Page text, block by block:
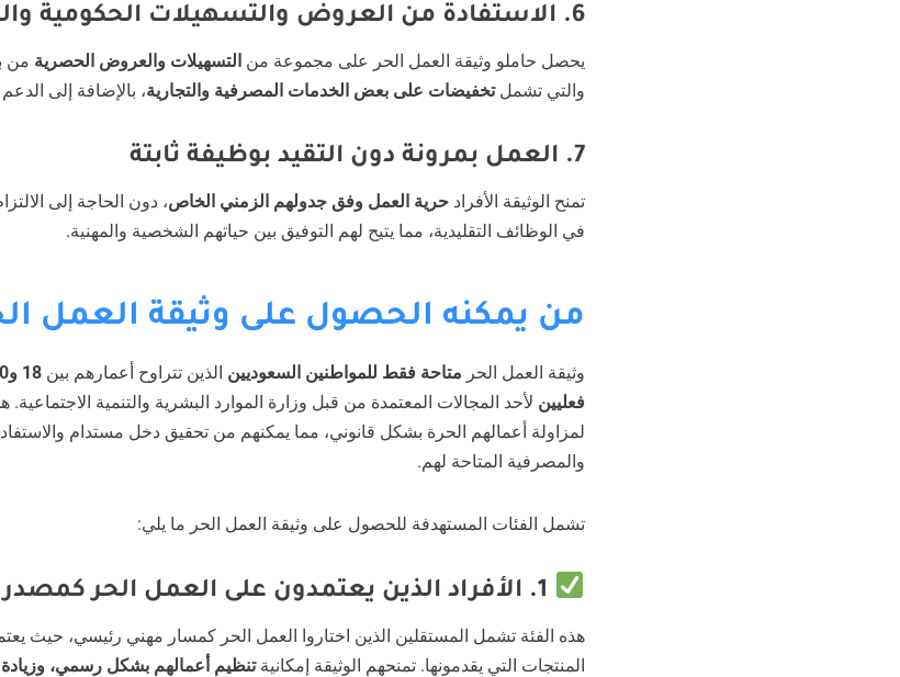
6. الاستفادة من العروض والتسهيلات الحكومية والخاصة
يحصل حاملو وثيقة العمل الحر على مجموعة من التسهيلات والعروض الحصرية من
والتي تشملتخفيضات على بعض الخدمات المصرفية والتجارية، بالإضافة إلى
7. العمل بمرونة دون التقيد بوظيفة ثابتة
تمنح الوثيقة الأفرادحرية العمل وفق جدولهم الزمني الخاص، دون الحاجة إلى
في الوظائف التقليدية، مما يتيح لهم التوفيق بين حياتهم الشخصية والمهنية.
من يمكنه الحصول على وثيقة العمل
وثيقة العمل الحر متاحة فقط للمواطنين السعوديين الذين تتراوح أعمارهم بين18 و60 عامًا
فعليين لأحد المجالات المعتمدة من قبل وزارة الموارد البشرية والتنمية الاجتماعية.
لمزاولة أعمالهم الحرة بشكل قانوني، مما يمكنهم من تحقيق دخل مستدام
والمصرفية المتاحة لهم.
تشمل الفئات المستهدفة للحصول على وثيقة العمل الحر ما يلي:
هذه الفئة تشمل المستقلين الذين اختاروا العمل الحر كمسار مهني رئيسي، حيث
المنتجات التي يقدمونها. تمنحهم الوثيقة إمكانيةتنظيم أعمالهم بشكل رسمي، وزيادة